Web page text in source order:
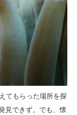
てもらった場所を探
見できず。でも、懐